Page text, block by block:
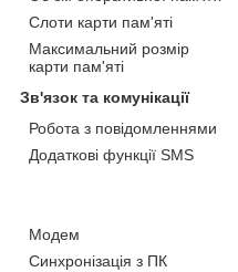
Слоти карти пам'яті
Максимальний розмір
карти пам'яті
Зв'язок та комунікації
Робота з повідомленнями
Додаткові функції SMS
Модем
Синхронізація з ПК